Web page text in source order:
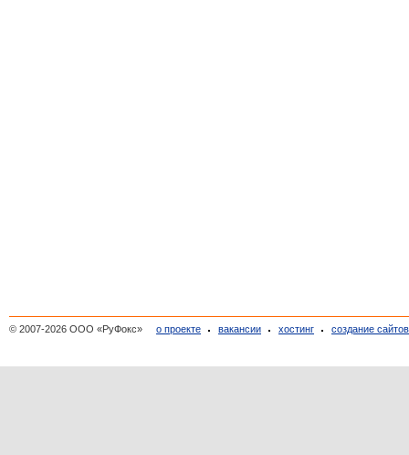
© 2007-2026 ООО «РуФокс» о проекте вакансии хостинг создание сайтов